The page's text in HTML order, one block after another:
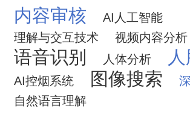
内容审核
AI人工智能
理解与交互技术
视频内容分析
语音识别 人体分析
AI控烟系统 图像搜索
自然语言理解